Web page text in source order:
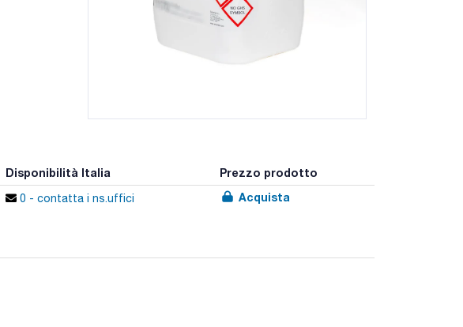
Disponibilità Italia Prezzo prodotto
0 - contatta i ns.uffici Acquista